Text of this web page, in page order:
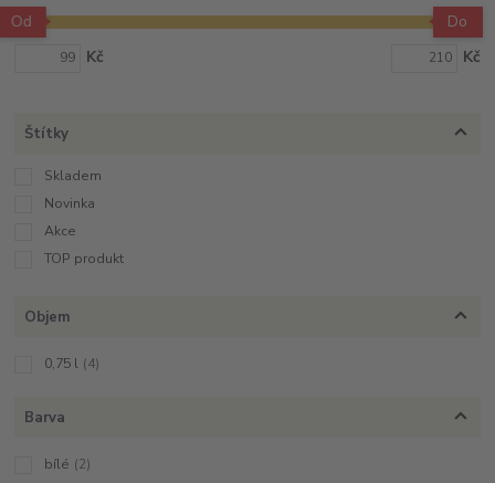
Kč
Od
Do
Kč
Štítky
Skladem
Novinka
Akce
TOP produkt
Objem
0,75 l (4)
Barva
bílé (2)